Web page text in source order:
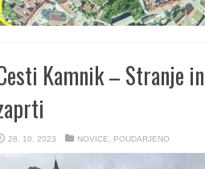
Kamnik – Stranje
28. 10. 2023 NOVICE POUDARJENO